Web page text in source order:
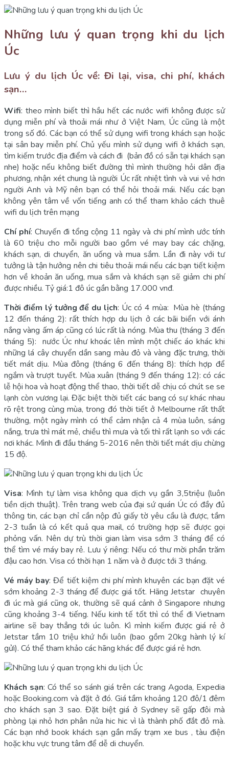
Những lưu ý quan trọng khi du lịch
Úc
Lưu ý du lịch Úc về: Đi lại, visa, chi phí, khách
sạn…
Wifi: theo mình biết thì hầu hết các nước wifi không được sử
dụng miễn phí và thoải mái như ở Việt Nam, Úc cũng là một
trong số đó. Các bạn có thể sử dụng wifi trong khách sạn hoặc
tại sân bay miễn phí. Chủ yếu mình sử dụng wifi ở khách sạn,
tìm kiếm trước địa điểm và cách đi (bản đồ có sẵn tại khách sạn
nhe) hoặc nếu không biết đường thì mình thường hỏi dân địa
phương, nhận xét chung là người Úc rất nhiệt tình và vui vẻ hơn
người Anh và Mỹ nên bạn có thể hỏi thoải mái. Nếu các bạn
không yên tâm về vốn tiếng anh có thể tham khảo cách thuê
wifi du lịch trên mạng
Chí phí: Chuyến đi tổng cộng 11 ngày và chi phí mình ước tính
là 60 triệu cho mỗi người bao gồm vé may bay các chặng,
khách sạn, di chuyển, ăn uống và mua sắm. Lần đi này với tư
tưởng là tận hưởng nên chi tiêu thoải mái nếu các bạn tiết kiệm
hơn về khoản ăn uống, mua sắm và khách sạn sẽ giảm chi phí
được nhiều. Tỷ giá:1 đô úc gần bằng 17.000 vnđ.
Thời điểm lý tưởng để du lịch: Úc có 4 mùa: Mùa hè (tháng
12 đến tháng 2): rất thích hợp du lịch ở các bãi biển với ánh
nắng vàng ấm áp cũng có lúc rất là nóng. Mùa thu (tháng 3 đến
tháng 5): nước Úc như khoác lên mình một chiếc áo khác khi
những lá cây chuyển dần sang màu đỏ và vàng đặc trưng, thời
tiết mát dịu. Mùa đông (tháng 6 đến tháng 8): thích hợp để
ngắm và trượt tuyết. Mùa xuân (tháng 9 đến tháng 12): có các
lễ hội hoa và hoạt động thể thao, thời tiết dễ chịu có chút se se
lạnh còn vương lại. Đặc biệt thời tiết các bang có sự khác nhau
rõ rệt trong cùng mùa, trong đó thời tiết ở Melbourne rất thất
thường, một ngày mình có thể cảm nhận cả 4 mùa luôn, sáng
nắng, trưa thì mát mẻ, chiều thì mưa và tối thì rất lạnh so với các
nơi khác. Mình đi đầu tháng 5-2016 nên thời tiết mát dịu chừng
15 độ.
Visa: Mình tự làm visa không qua dịch vụ gần 3,5triệu (luôn
tiền dịch thuật). Trên trang web của đại sứ quán Úc có đầy đủ
thông tin, các bạn chỉ cần nộp đủ giấy tờ yêu cầu là được, tầm
2-3 tuần là có kết quả qua mail, có trường hợp sẽ được gọi
phỏng vấn. Nên dự trù thời gian làm visa sớm 3 tháng để có
thể tìm vé máy bay rẻ. Lưu ý riêng: Nếu có thư mời phần trăm
đậu cao hơn. Visa có thời hạn 1 năm và ở được tới 3 tháng.
Vé máy bay: Để tiết kiệm chi phí mình khuyên các bạn đặt vé
sớm khoảng 2-3 tháng để được giá tốt. Hãng Jetstar chuyên
đi úc mà giá cũng ok, thường sẽ quá cảnh ở Singapore nhưng
cũng khoảng 3-4 tiếng. Nếu kinh tế tốt thì có thể đi Vietnam
airline sẽ bay thẳng tới úc luôn. Kì mình kiếm được giá rẻ ở
Jetstar tầm 10 triệu khứ hồi luôn (bao gồm 20kg hành lý kí
gửi). Có thể tham khảo các hãng khác để được giá rẻ hơn.
Khách sạn: Có thể so sánh giá trên các trang Agoda, Expedia
hoặc Booking.com và đặt ở đó. Giá tầm khoảng 120 đô/1 đêm
cho khách sạn 3 sao. Đặt biệt giá ở Sydney sẽ gấp đôi mà
phòng lại nhỏ hơn phân nửa hic hic vì là thành phố đắt đỏ mà.
Các bạn nhớ book khách sạn gần mấy trạm xe bus , tàu điện
hoặc khu vực trung tâm để dễ di chuyển.